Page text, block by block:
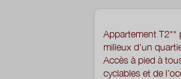
Appartement T2**
milieux d'un
Accès à pied à
cyclables et de